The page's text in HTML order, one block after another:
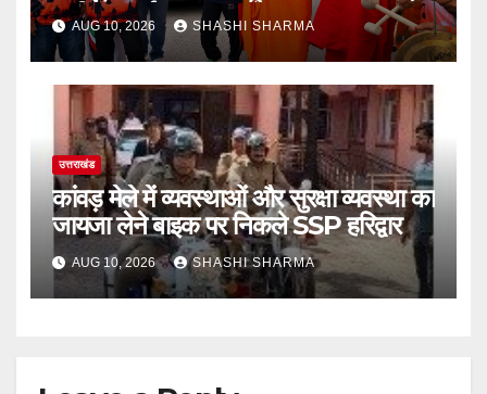
ऋषिकेश हुई रवाना
AUG 10, 2026 SHASHI SHARMA
उत्तराखंड
कांवड़ मेले में व्यवस्थाओं और सुरक्षा व्यवस्था का
जायजा लेने बाइक पर निकले SSP हरिद्वार
AUG 10, 2026 SHASHI SHARMA